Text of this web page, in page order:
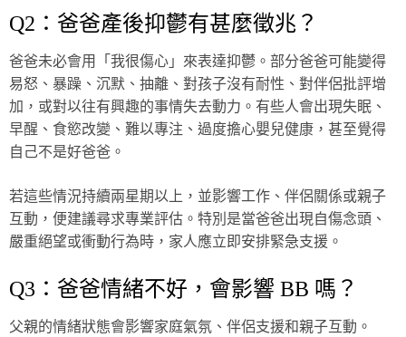
Q2：爸爸產後抑鬱有甚麼徵兆？
爸爸未必會用「我很傷心」來表達抑鬱。部分爸爸可能變得
易怒、暴躁、沉默、抽離、對孩子沒有耐性、對伴侶批評增
加，或對以往有興趣的事情失去動力。有些人會出現失眠、
早醒、食慾改變、難以專注、過度擔心嬰兒健康，甚至覺得
自己不是好爸爸。
若這些情況持續兩星期以上，並影響工作、伴侶關係或親子
互動，便建議尋求專業評估。特別是當爸爸出現自傷念頭、
嚴重絕望或衝動行為時，家人應立即安排緊急支援。
Q3：爸爸情緒不好，會影響 BB 嗎？
父親的情緒狀態會影響家庭氣氛、伴侶支援和親子互動。